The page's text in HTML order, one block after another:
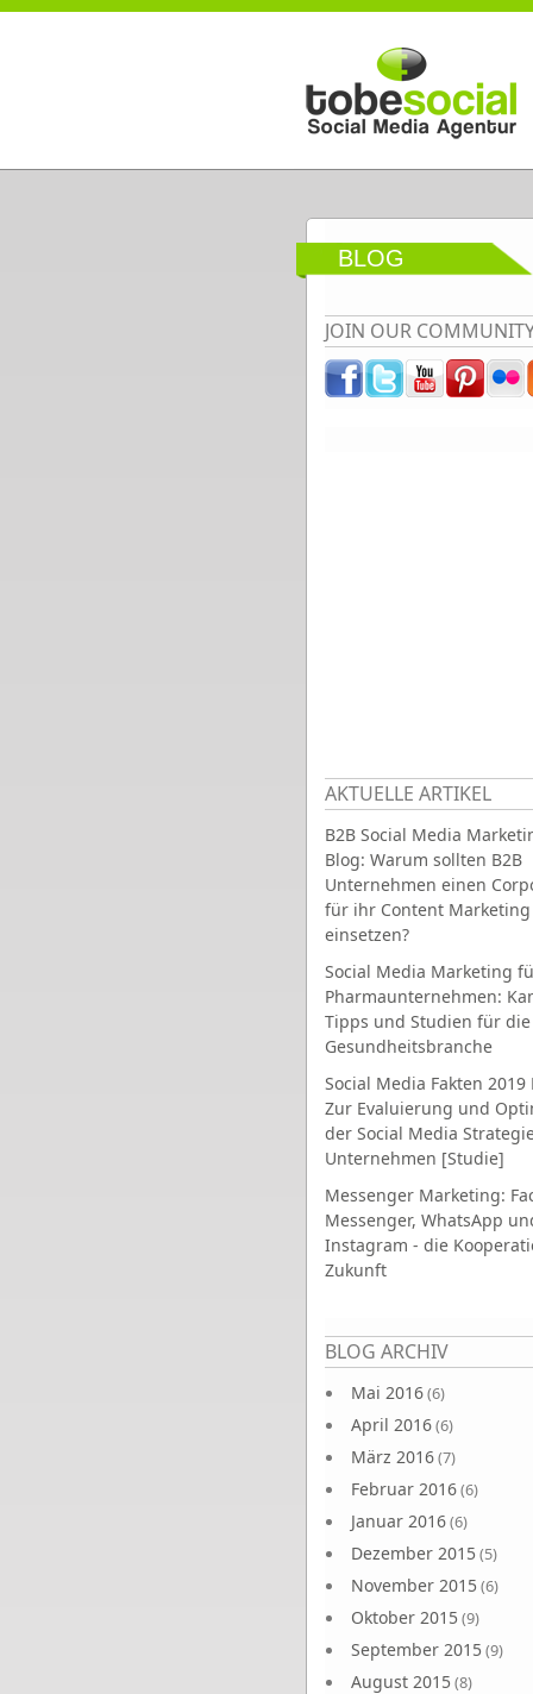
Direkt zum Inhalt
BLOG
JOIN OUR
AKTUELLE ARTIKEL
B2B Social Media
Blog: Warum sollten B2B
Unternehmen einen
für ihr Content Marketing
einsetzen?
Social Media Marketing
Pharmaunternehmen:
Tipps und Studien für die
Gesundheitsbranche
Social Media Fakten 2019
Zur Evaluierung und
der Social Media
Unternehmen [Studie]
Messenger Marketing:
Messenger, WhatsApp
Instagram - die
Zukunft
BLOG ARCHIV
Mai 2016(6)
April 2016(6)
März 2016(7)
Februar 2016(6)
Januar 2016(6)
Dezember 2015(5)
November 2015(6)
Oktober 2015(9)
September 2015(9)
August 2015(8)
Seiten